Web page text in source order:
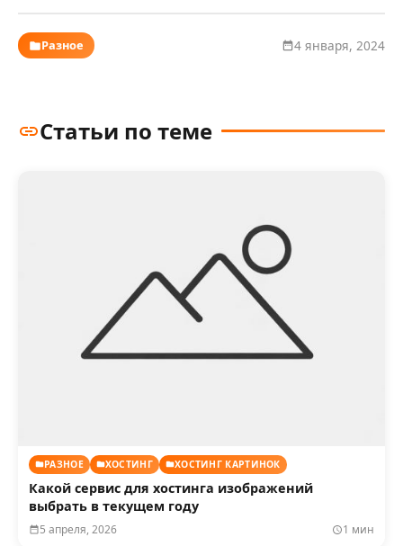
Разное 4 января, 2024
Статьи по теме
РАЗНОЕ ХОСТИНГ ХОСТИНГ КАРТИНОК
Какой сервис для хостинга изображений
выбрать в текущем году
5 апреля, 2026 1 мин